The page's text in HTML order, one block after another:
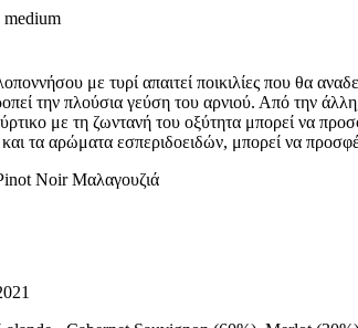
medium
με τυρί απαιτεί ποικιλίες που θα
την πλούσια γεύση του αρνιού. Από την
με τη ζωντανή του οξύτητα μπορεί να
τα αρώματα εσπεριδοειδών, μπορεί να
Noir Μαλαγουζιά